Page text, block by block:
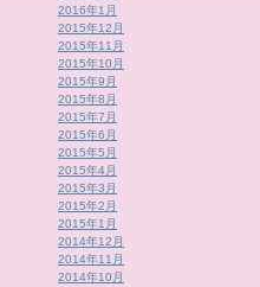
2016年1月
2015年12月
2015年11月
2015年10月
2015年9月
2015年8月
2015年7月
2015年6月
2015年5月
2015年4月
2015年3月
2015年2月
2015年1月
2014年12月
2014年11月
2014年10月